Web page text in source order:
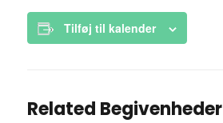
Tilføj til kalender
Related Begivenheder